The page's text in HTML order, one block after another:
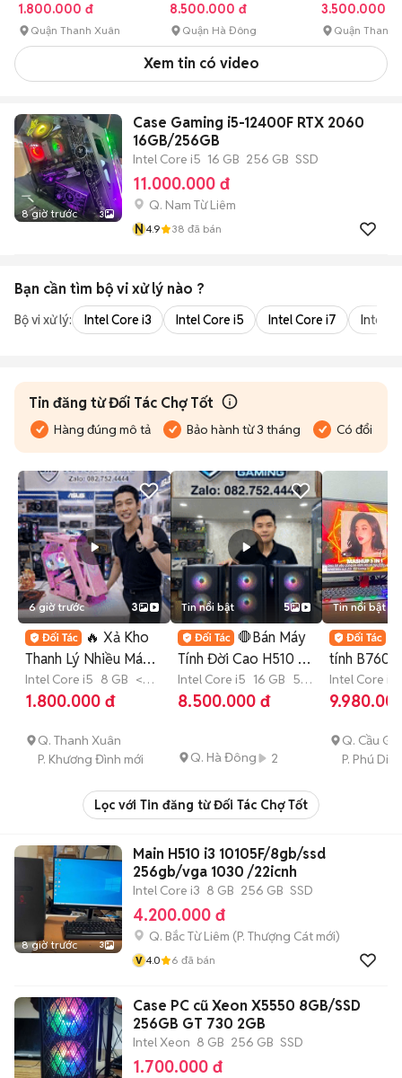
1.800.000 đ
Quận Thanh Xuân
8.500.000 đ
Quận Hà Đông
3.500.000 đ
Quận Thanh
Xem tin có video
8 giờ trước 3
Case Gaming i5-12400F RTX 2060
16GB/256GB
Intel Core i5 16 GB 256 GB SSD
11.000.000 đ
Q. Nam Từ Liêm
N4.9 38 đã bán
Bạn cần tìm bộ vi xử lý nào ?
Bộ vi xử lý: Intel Core i3 Intel Core i5 Intel Core i7 Intel
Tin đăng từ Đối Tác Chợ Tốt
Hàng đúng mô tả Bảo hành từ 3 tháng Có đổi trả
6 giờ trước 3
🔥 Xả Kho
Thanh Lý Nhiều Máy
tính PC i3 / i5 / i7 💯
Intel Core i5 8 GB <
128 GB SSD
1.800.000 đ
Q. Thanh Xuân
P. Khương Đình mới
Tin nổi bật 5
🛑Bán Máy
Tính Đời Cao H510 /
H610 / Ful Bộ Giá
Rẻ💯
Intel Core i5 16 GB 512
GB SSD
8.500.000 đ
Q. Hà Đông 2
Tin nổi bật
tính B760
14400F//
Intel Core i5
128 GB SSD
Q. Cầu
P. Phú
Lọc với Tin đăng từ Đối Tác Chợ Tốt
8 giờ trước 3
Main H510 i3 10105F/8gb/ssd
256gb/vga 1030 /22icnh
Intel Core i3 8 GB 256 GB SSD
4.200.000 đ
Q. Bắc Từ Liêm (P. Thượng Cát mới)
v 4.0 6 đã bán
Case PC cũ Xeon X5550 8GB/SSD
256GB GT 730 2GB
Intel Xeon 8 GB 256 GB SSD
1.700.000 đ